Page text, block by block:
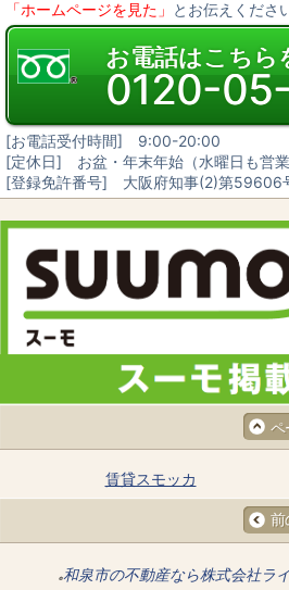
「ホームページを見た」 とお伝えくださ
お電話はこちら
0120-
[お電話受付時間] 9:00-20:00
[定休日] お盆・年末年始（水曜日も営業
[登録免許番号] 大阪府知事(2)第59606
ペ
賃貸スモッカ
前
©和泉市の不動産なら株式会社ラ